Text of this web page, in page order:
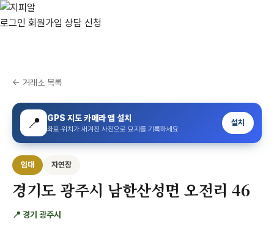
로그인 회원가입 상담 신청
← 거래소 목록
📍 GPS 지도 카메라 앱 설치
좌표·위치가 새겨진 사진으로 묘지를 기록하세요
설치
임대 자연장
경기도 광주시 남한산성면 오전리 46
📍 경기 광주시